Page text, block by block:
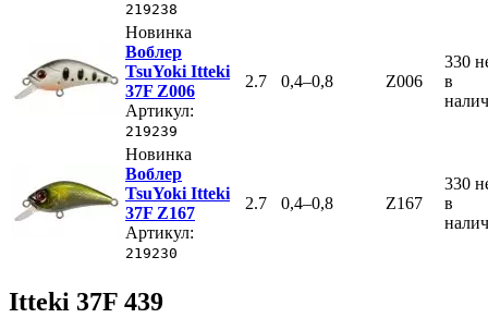
219238
Новинка
Воблер
TsuYoki Itteki
37F Z006
Артикул:
219239
2.7 0,4–0,8 Z006
330
в
Новинка
Воблер
TsuYoki Itteki
37F Z167
Артикул:
219230
2.7 0,4–0,8 Z167
330
в
Itteki 37F 439